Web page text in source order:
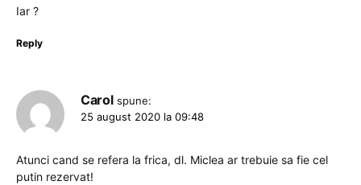
Iar ?
Reply
Carol spune:
25 august 2020 la 09:48
Atunci cand se refera la frica, dl. Miclea ar trebuie sa fie cel
putin rezervat!